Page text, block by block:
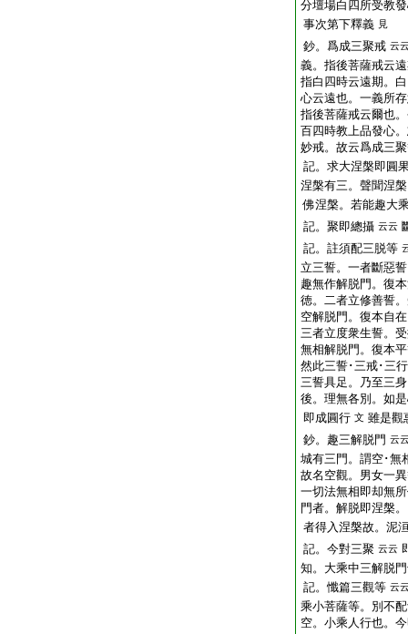
分壇場白四所受教
事次第下釋義 見
鈔。爲成三聚戒 云
義。指後菩薩戒云
指白四時云遠期。
心云遠也。一義所
指後菩薩戒云爾也
百四時教上品發心
妙戒。故云爲成三
記。求大涅槃即圓
涅槃有三。聲聞涅
佛涅槃。若能趣大
記。聚即總攝 云云
記。註須配三脱等
立三誓。一者斷惡
趣無作解脱門。復
徳。二者立修善誓
空解脱門。復本自
三者立度衆生誓。
無相解脱門。復本
然此三誓･三戒･三
三誓具足。乃至三
後。理無各別。如
即成圓行 文 雖是觀
鈔。趣三解脱門 云
城有三門。謂空･無
故名空觀。男女一
一切法無相即却無
門者。解脱即涅槃
者得入涅槃故。泥
記。今對三聚 云云
知。大乘中三解脱
記。懺篇三觀等 云
乘小菩薩等。別不
空。小乘人行也。